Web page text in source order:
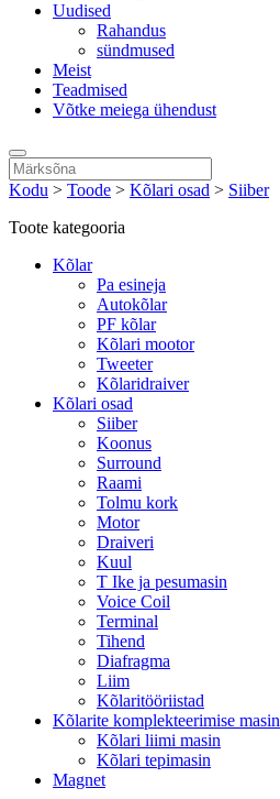
Uudised
Rahandus
sündmused
Meist
Teadmised
Võtke meiega ühendust
Kodu > Toode > Kõlari osad > Siiber
Toote kategooria
Kõlar
Pa esineja
Autokõlar
PF kõlar
Kõlari mootor
Tweeter
Kõlaridraiver
Kõlari osad
Siiber
Koonus
Surround
Raami
Tolmu kork
Motor
Draiveri
Kuul
T Ike ja pesumasin
Voice Coil
Terminal
Tihend
Diafragma
Liim
Kõlaritööriistad
Kõlarite komplekteerimise masin
Kõlari liimi masin
Kõlari tepimasin
Magnet